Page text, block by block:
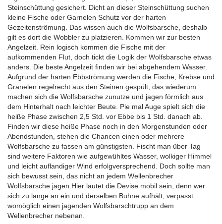
Steinschüttung gesichert. Dicht an dieser Steinschüttung suchen
kleine Fische oder Garnelen Schutz vor der harten
Gezeitenströmung. Das wissen auch die Wolfsbarsche, deshalb
gilt es dort die Wobbler zu platzieren. Kommen wir zur besten
Angelzeit. Rein logisch kommen die Fische mit der
aufkommenden Flut, doch tickt die Logik der Wolfsbarsche etwas
anders. Die beste Angelzeit finden wir bei abgehendem Wasser.
Aufgrund der harten Ebbströmung werden die Fische, Krebse und
Granelen regelrecht aus den Steinen gespült, das wiederum
machen sich die Wolfsbarsche zunutze und jagen förmlich aus
dem Hinterhalt nach leichter Beute. Pie mal Auge spielt sich die
heiße Phase zwischen 2,5 Std. vor Ebbe bis 1 Std. danach ab.
Finden wir diese heiße Phase noch in den Morgenstunden oder
Abendstunden, stehen die Chancen einen oder mehrere
Wolfsbarsche zu fassen am günstigsten. Fischt man über Tag
sind weitere Faktoren wie aufgewühltes Wasser, wolkiger Himmel
und leicht auflandiger Wind erfolgversprechend. Doch sollte man
sich bewusst sein, das nicht an jedem Wellenbrecher
Wolfsbarsche jagen.Hier lautet die Devise mobil sein, denn wer
sich zu lange an ein und derselben Buhne aufhält, verpasst
womöglich einen jagenden Wolfsbarschtrupp an dem
Wellenbrecher nebenan.